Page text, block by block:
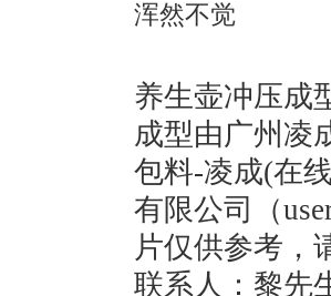
浑然不觉
养生壶冲压成
成型由广州凌
包料-凌成(在
有限公司（
片仅供参考，
联系人：黎先